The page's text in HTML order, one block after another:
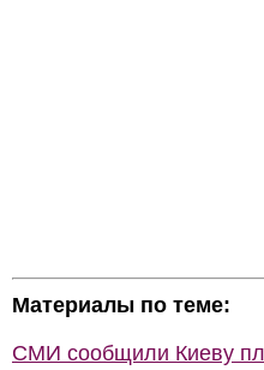
Материалы по теме:
СМИ сообщили Киеву